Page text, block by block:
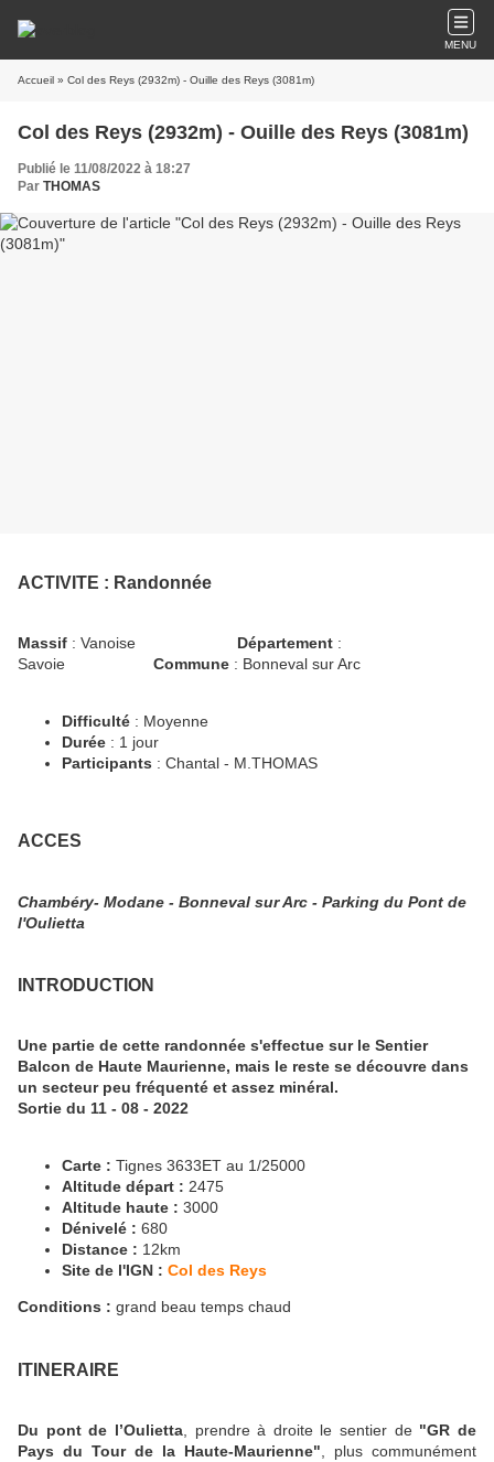
MENU
Accueil » Col des Reys (2932m) - Ouille des Reys (3081m)
Col des Reys (2932m) - Ouille des Reys (3081m)
Publié le 11/08/2022 à 18:27
Par THOMAS
ACTIVITE : Randonnée
Massif : Vanoise Département :
Savoie
Commune : Bonneval sur Arc
Difficulté : Moyenne
Durée : 1 jour
Participants : Chantal - M.THOMAS
ACCES
Chambéry- Modane - Bonneval sur Arc - Parking du Pont de
l'Oulietta
INTRODUCTION
Une partie de cette randonnée s'effectue sur le Sentier
Balcon de Haute Maurienne, mais le reste se découvre dans
un secteur peu fréquenté et assez minéral.
Sortie du 11 - 08 - 2022
Carte : Tignes 3633ET au 1/25000
Altitude départ : 2475
Altitude haute : 3000
Dénivelé : 680
Distance : 12km
Site de l'IGN : Col des Reys
Conditions : grand beau temps chaud
ITINERAIRE
Du pont de l’Oulietta, prendre à droite le sentier de "GR de
Pays du Tour de la Haute-Maurienne" , plus communément